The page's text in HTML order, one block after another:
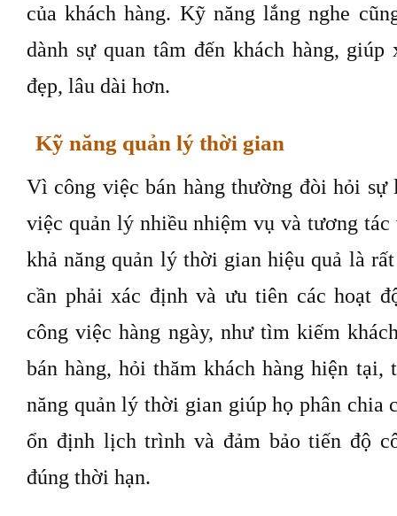
của khách hàng. Kỹ năng lắng nghe
dành sự quan tâm đến khách hàng,
đẹp, lâu dài hơn.
Kỹ năng quản lý thời gian
Vì công việc bán hàng thường đòi hỏi sự
việc quản lý nhiều nhiệm vụ và tương tác
khả năng quản lý thời gian hiệu quả là
cần phải xác định và ưu tiên các hoạt
công việc hàng ngày, như tìm kiếm
bán hàng, hỏi thăm khách hàng hiện
năng quản lý thời gian giúp họ phân chia
ổn định lịch trình và đảm bảo tiến độ
đúng thời hạn.